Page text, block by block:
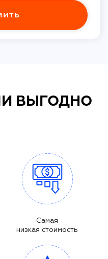
ВЫГОДНО
Самая
низкая стоимость